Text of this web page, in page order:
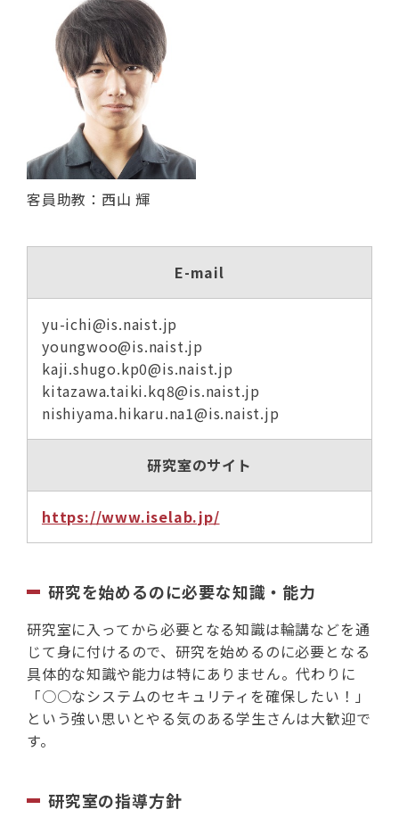
客員助教：西山 輝
E-mail
yu-ichi@is.naist.jp
youngwoo@is.naist.jp
kaji.shugo.kp0@is.naist.jp
kitazawa.taiki.kq8@is.naist.jp
nishiyama.hikaru.na1@is.naist.jp
研究室のサイト
https://www.iselab.jp/
研究を始めるのに必要な知識・能力
研究室に入ってから必要となる知識は輪講などを通
じて身に付けるので、研究を始めるのに必要となる
具体的な知識や能力は特にありません。代わりに
「○○なシステムのセキュリティを確保したい！」
という強い思いとやる気のある学生さんは大歓迎で
す。
研究室の指導方針